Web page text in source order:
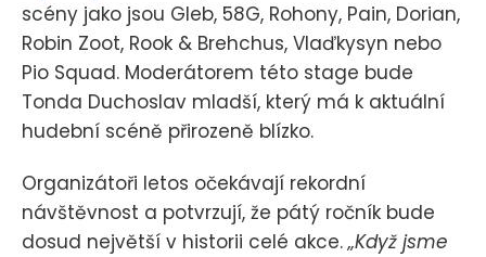
scény jako jsou Gleb, 58G, Rohony, Pain, Dorian,
Robin Zoot, Rook & Brehchus, Vlaďkysyn nebo
Pio Squad. Moderátorem této stage bude
Tonda Duchoslav mladší, který má k aktuální
hudební scéně přirozeně blízko.
Organizátoři letos očekávají rekordní
návštěvnost a potvrzují, že pátý ročník bude
dosud největší v historii celé akce.„Když jsme